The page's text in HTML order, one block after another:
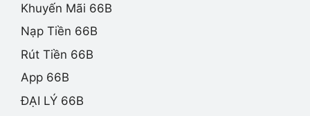
Khuyến Mãi 66B
Nạp Tiền 66B
Rút Tiền 66B
App 66B
ĐẠI LÝ 66B